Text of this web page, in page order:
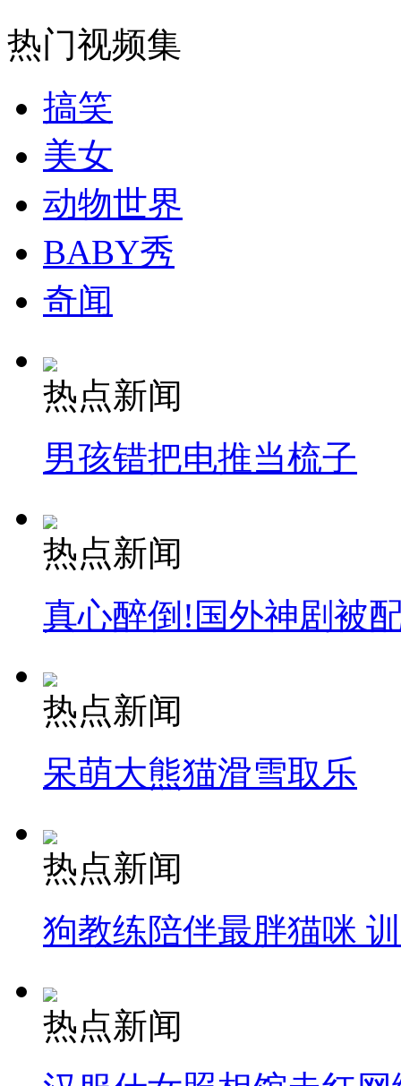
走！跟着总书记去植树
消防员救轻生者
纽约上演“枕头大战”
司机酒驾遇交警 急速倒车逃窜
热门视频集
搞笑
美女
动物世界
BABY秀
奇闻
热点新闻
男孩错把电推当梳子
热点新闻
真心醉倒!国外神剧被
热点新闻
呆萌大熊猫滑雪取乐
热点新闻
狗教练陪伴最胖猫咪
热点新闻